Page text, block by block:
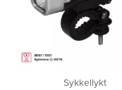
Sykkellykt